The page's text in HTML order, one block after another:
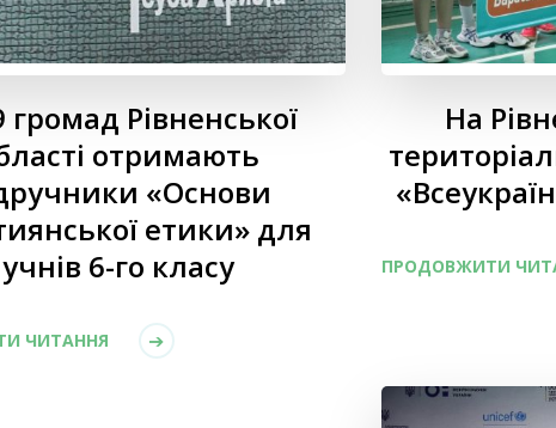
громад Рівненської
отримають
«Основи
етики» для
учнів 6-го класу
ЧИТАННЯ
На
ПРОДОВЖИТИ